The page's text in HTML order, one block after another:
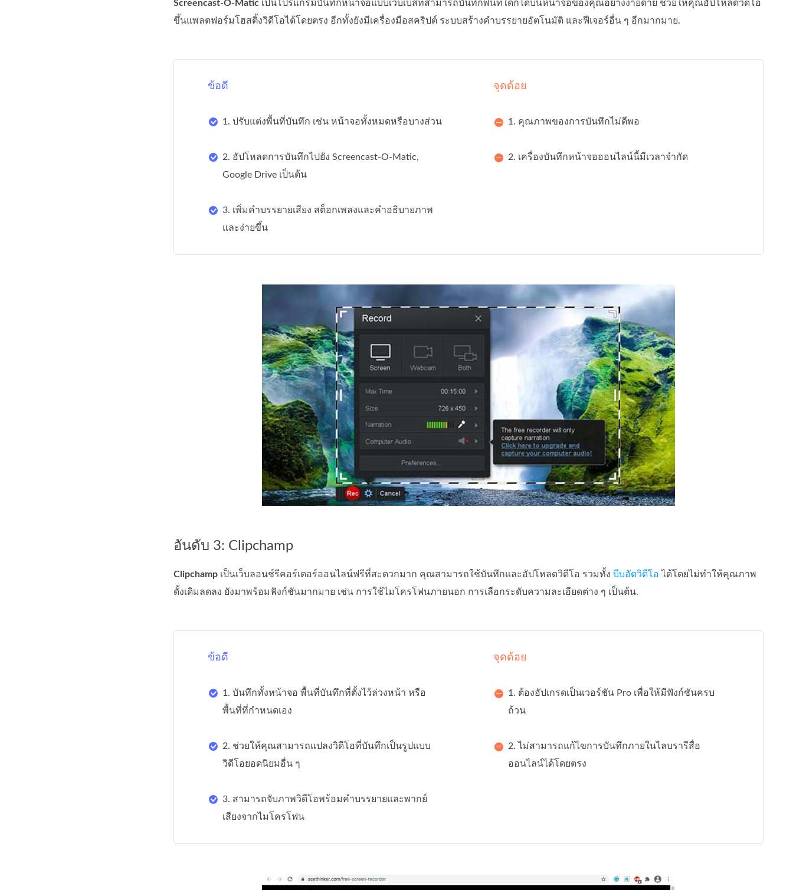
Screencast-O-Matic เป็นโปรแกรมบันทึกหน้าจอแบบเว็บเบสที่สามารถบันทึกพื้นที่ใดก็ได้บนหน้าจอของคุณอย่างง่ายดาย ช่วยให้คุณอัปโหลดวิดีโอ
ขึ้นแพลตฟอร์มโฮสติ้งวิดีโอได้โดยตรง อีกทั้งยังมีเครื่องมือสคริปต์ ระบบสร้างคำบรรยายอัตโนมัติ และฟีเจอร์อื่น ๆ อีกมากมาย.
ข้อดี
1. ปรับแต่งพื้นที่บันทึก เช่น หน้าจอทั้งหมดหรือบางส่วน
2. อัปโหลดการบันทึกไปยัง Screencast-O-Matic,
Google Drive เป็นต้น
3. เพิ่มคำบรรยายเสียง สต็อกเพลงและคำอธิบายภาพ
และง่ายขึ้น
จุดด้อย
1. คุณภาพของการบันทึกไม่ดีพอ
2. เครื่องบันทึกหน้าจอออนไลน์นี้มีเวลาจำกัด
อันดับ 3: Clipchamp
Clipchamp เป็นเว็บลอนช์รีคอร์เดอร์ออนไลน์ฟรีที่สะดวกมาก คุณสามารถใช้บันทึกและอัปโหลดวิดีโอ รวมทั้ง บีบอัดวิดีโอ ได้โดยไม่ทำให้คุณภาพ
ดั้งเดิมลดลง ยังมาพร้อมฟังก์ชันมากมาย เช่น การใช้ไมโครโฟนภายนอก การเลือกระดับความละเอียดต่าง ๆ เป็นต้น.
ข้อดี
1. บันทึกทั้งหน้าจอ พื้นที่บันทึกที่ตั้งไว้ล่วงหน้า หรือ
พื้นที่ที่กำหนดเอง
2. ช่วยให้คุณสามารถแปลงวิดีโอที่บันทึกเป็นรูปแบบ
วิดีโอยอดนิยมอื่น ๆ
3. สามารถจับภาพวิดีโอพร้อมคำบรรยายและพากย์
เสียงจากไมโครโฟน
จุดด้อย
1. ต้องอัปเกรดเป็นเวอร์ชัน Pro เพื่อให้มีฟังก์ชันครบ
ถ้วน
2. ไม่สามารถแก้ไขการบันทึกภายในไลบรารีสื่อ
ออนไลน์ได้โดยตรง